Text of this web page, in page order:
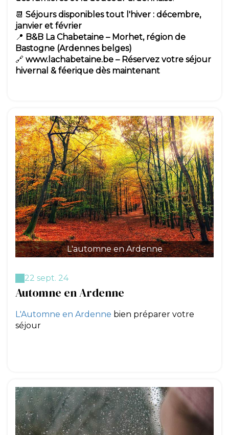
📆 Séjours disponibles tout l'hiver : décembre,
janvier et février
📍 B&B La Chabetaine – Morhet, région de
Bastogne (Ardennes belges)
🔗 www.lachabetaine.be – Réservez votre séjour
hivernal & féerique dès maintenant
L'automne en Ardenne
22 sept. 24
Automne en Ardenne
L'Automne en Ardenne bien préparer votre
séjour